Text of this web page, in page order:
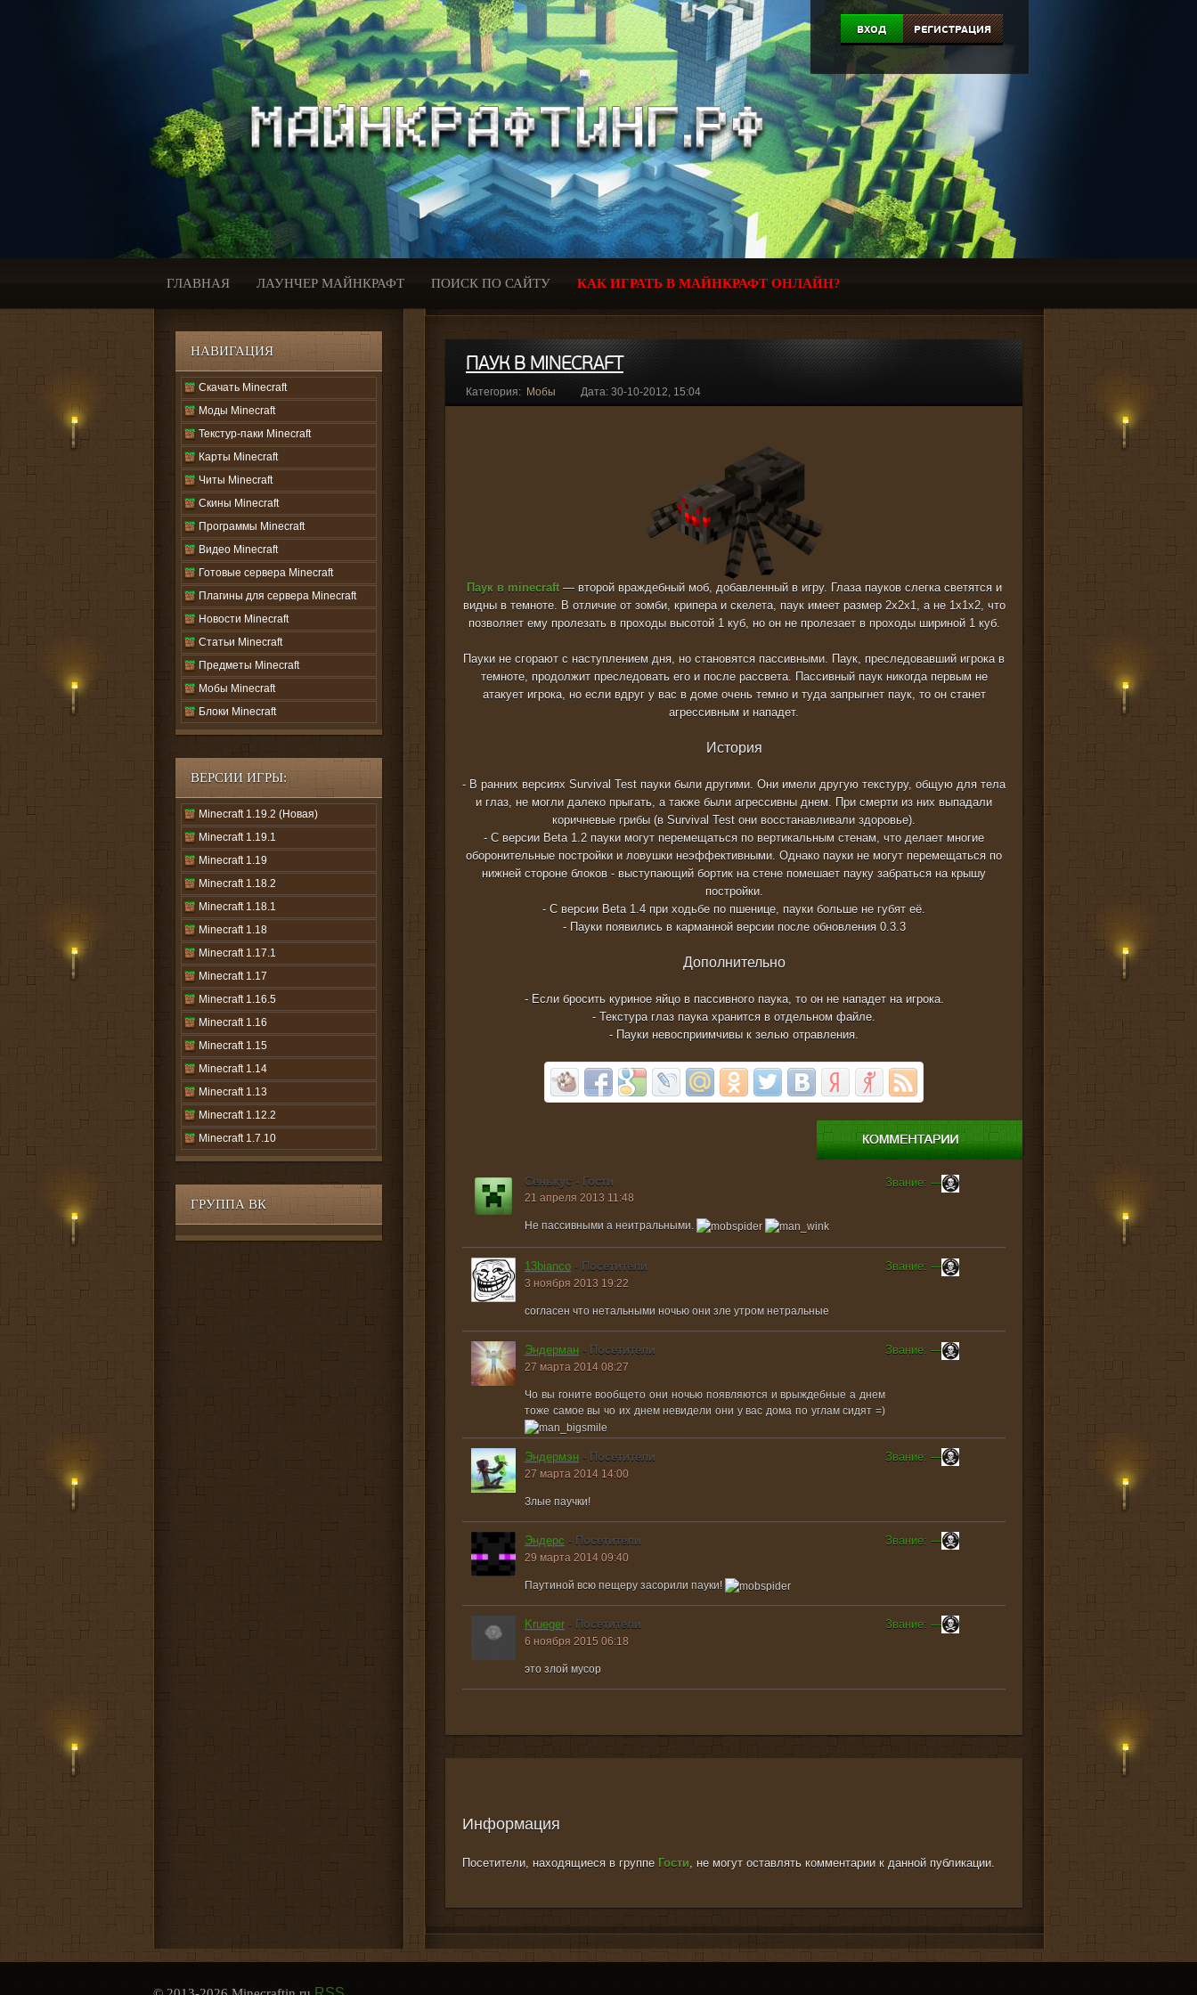
ВХОД РЕГИСТРАЦИЯ
ГЛАВНАЯ ЛАУНЧЕР МАЙНКРАФТ ПОИСК ПО САЙТУ КАК ИГРАТЬ В МАЙНКРАФТ ОНЛАЙН?
НАВИГАЦИЯ
Скачать Minecraft
Моды Minecraft
Текстур-паки Minecraft
Карты Minecraft
Читы Minecraft
Скины Minecraft
Программы Minecraft
Видео Minecraft
Готовые сервера Minecraft
Плагины для сервера Minecraft
Новости Minecraft
Статьи Minecraft
Предметы Minecraft
Мобы Minecraft
Блоки Minecraft
ВЕРСИИ ИГРЫ:
Minecraft 1.19.2 (Новая)
Minecraft 1.19.1
Minecraft 1.19
Minecraft 1.18.2
Minecraft 1.18.1
Minecraft 1.18
Minecraft 1.17.1
Minecraft 1.17
Minecraft 1.16.5
Minecraft 1.16
Minecraft 1.15
Minecraft 1.14
Minecraft 1.13
Minecraft 1.12.2
Minecraft 1.7.10
ГРУППА ВК
ПАУК В MINECRAFT
Категория: Мобы Дата: 30-10-2012, 15:04
Паук в minecraft— второй враждебный моб, добавленный в игру. Глаза пауков слегка светятся и
видны в темноте. В отличие от зомби, крипера и скелета, паук имеет размер 2х2х1, а не 1х1х2, что
позволяет ему пролезать в проходы высотой 1 куб, но он не пролезает в проходы шириной 1 куб.
Пауки не сгорают с наступлением дня, но становятся пассивными. Паук, преследовавший игрока в
темноте, продолжит преследовать его и после рассвета. Пассивный паук никогда первым не
атакует игрока, но если вдруг у вас в доме очень темно и туда запрыгнет паук, то он станет
агрессивным и нападет.
История
- В ранних версиях Survival Test пауки были другими. Они имели другую текстуру, общую для тела
и глаз, не могли далеко прыгать, а также были агрессивны днем. При смерти из них выпадали
коричневые грибы (в Survival Test они восстанавливали здоровье).
- С версии Beta 1.2 пауки могут перемещаться по вертикальным стенам, что делает многие
оборонительные постройки и ловушки неэффективными. Однако пауки не могут перемещаться по
нижней стороне блоков - выступающий бортик на стене помешает пауку забраться на крышу
постройки.
- С версии Beta 1.4 при ходьбе по пшенице, пауки больше не губят её.
- Пауки появились в карманной версии после обновления 0.3.3
Дополнительно
- Если бросить куриное яйцо в пассивного паука, то он не нападет на игрока.
- Текстура глаз паука хранится в отдельном файле.
- Пауки невосприимчивы к зелью отравления.
Сенькус - Гости
21 апреля 2013 11:48
Не пассивными а неитральными.
Звание: ---
13bianco - Посетители
3 ноября 2013 19:22
согласен что нетальными ночью они зле утром нетральные
Звание: ---
Эндерман - Посетители
27 марта 2014 08:27
Чо вы гоните вообщето они ночью появляются и врыждебные а днем
тоже самое вы чо их днем невидели они у вас дома по углам сидят =)
Звание: ---
Эндермэн - Посетители
27 марта 2014 14:00
Злые паучки!
Звание: ---
Эндерс - Посетители
29 марта 2014 09:40
Паутиной всю пещеру засорили пауки!
Звание: ---
Krueger - Посетители
6 ноября 2015 06:18
это злой мусор
Звание: ---
Информация
Посетители, находящиеся в группе Гости , не могут оставлять комментарии к данной публикации.